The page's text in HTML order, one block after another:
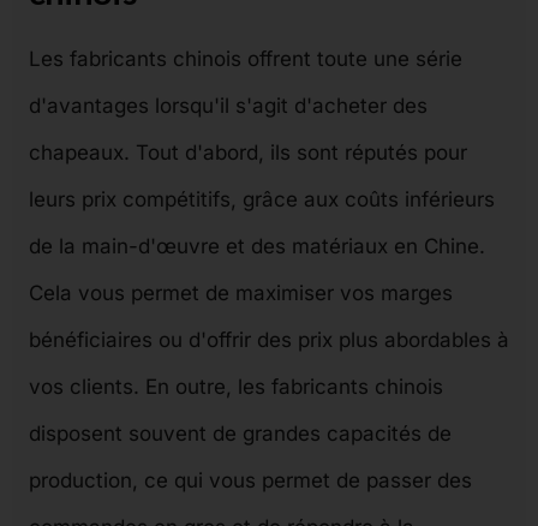
Les fabricants chinois offrent toute une série
d'avantages lorsqu'il s'agit d'acheter des
chapeaux. Tout d'abord, ils sont réputés pour
leurs prix compétitifs, grâce aux coûts inférieurs
de la main-d'œuvre et des matériaux en Chine.
Cela vous permet de maximiser vos marges
bénéficiaires ou d'offrir des prix plus abordables à
vos clients. En outre, les fabricants chinois
disposent souvent de grandes capacités de
production, ce qui vous permet de passer des